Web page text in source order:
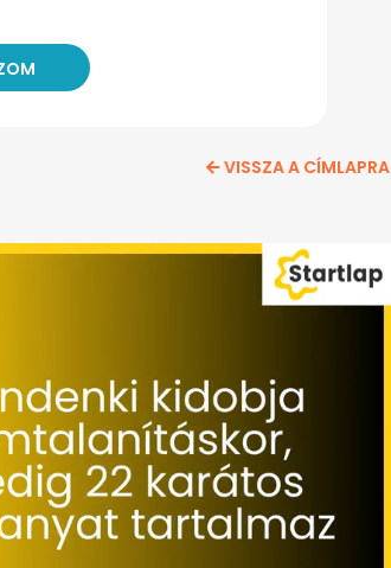
VISSZA A CÍMLAPRA